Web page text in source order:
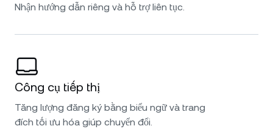
Nhận hướng dẫn riêng và hỗ trợ liên tục.
Công cụ tiếp thị
Tăng lượng đăng ký bằng biểu ngữ và trang
đích tối ưu hóa giúp chuyển đổi.